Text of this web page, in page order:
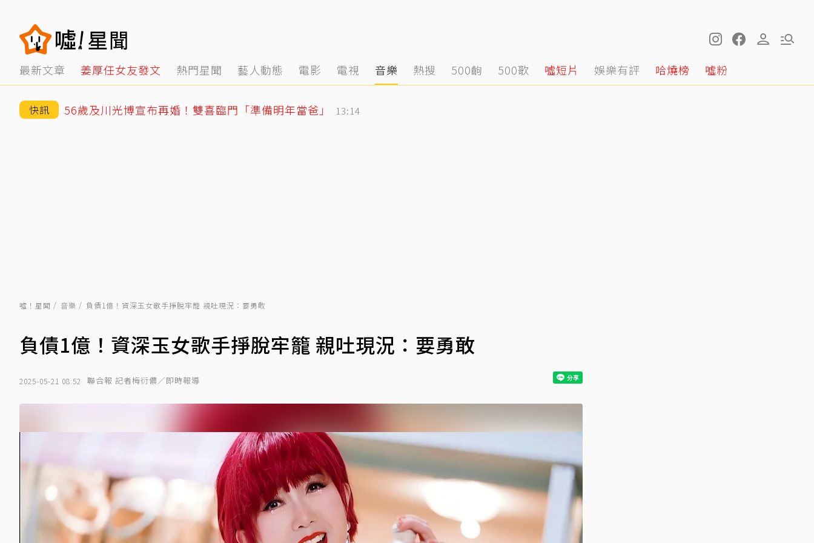
最新文章 姜厚任女友發文 熱門星聞 藝人動態 電影 電視 音樂 熱搜 500齣 500歌 噓短片 娛樂有評 哈燒榜 噓粉
快訊 56歲及川光博宣布再婚！雙喜臨門「準備明年當爸」 13:14
噓！星聞 音樂 負債1億！資深玉女歌手掙脫牢籠 親吐現況：要勇敢
負債1億！資深玉女歌手掙脫牢籠 親吐現況：要勇敢
2025-05-21 08:52 聯合報 記者梅衍儂／即時報導